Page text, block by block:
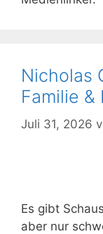
Nicholas
Familie &
Juli 31, 2026
Es gibt
aber nur